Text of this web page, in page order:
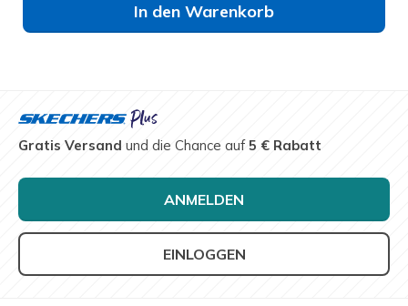
In den Warenkorb
Gratis Versand und die Chance auf5 € Rabatt
ANMELDEN
EINLOGGEN